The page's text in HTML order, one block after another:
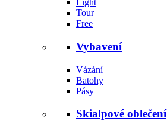
Light
Tour
Free
Vybavení
Vázání
Batohy
Pásy
Skialpové oblečení